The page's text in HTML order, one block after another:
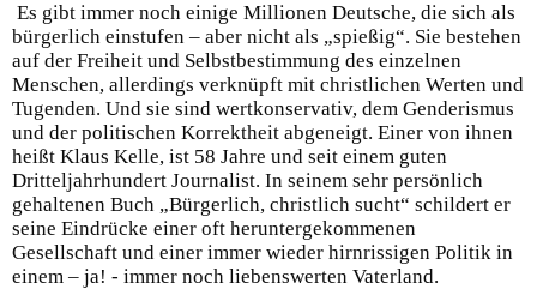
Es gibt immer noch einige Millionen Deutsche, die sich als
bürgerlich einstufen – aber nicht als „spießig“. Sie bestehen
auf der Freiheit und Selbstbestimmung des einzelnen
Menschen, allerdings verknüpft mit christlichen Werten und
Tugenden. Und sie sind wertkonservativ, dem Genderismus
und der politischen Korrektheit abgeneigt. Einer von ihnen
heißt Klaus Kelle, ist 58 Jahre und seit einem guten
Dritteljahrhundert Journalist. In seinem sehr persönlich
gehaltenen Buch „Bürgerlich, christlich sucht“ schildert er
seine Eindrücke einer oft heruntergekommenen
Gesellschaft und einer immer wieder hirnrissigen Politik in
einem – ja! - immer noch liebenswerten Vaterland.